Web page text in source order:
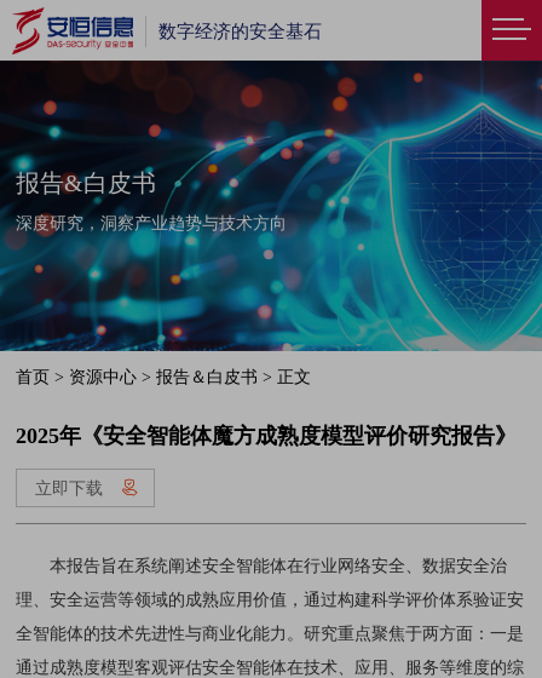
数字经济的安全基石
报告&白皮书
深度研究，洞察产业趋势与技术方向
首页 > 资源中心 >报告＆白皮书 > 正文
2025年《安全智能体魔方成熟度模型评价研究报告》
立即下载
本报告旨在系统阐述安全智能体在行业网络安全、数据安全治
理、安全运营等领域的成熟应用价值，通过构建科学评价体系验证安
全智能体的技术先进性与商业化能力。研究重点聚焦于两方面：一是
通过成熟度模型客观评估安全智能体在技术、应用、服务等维度的综